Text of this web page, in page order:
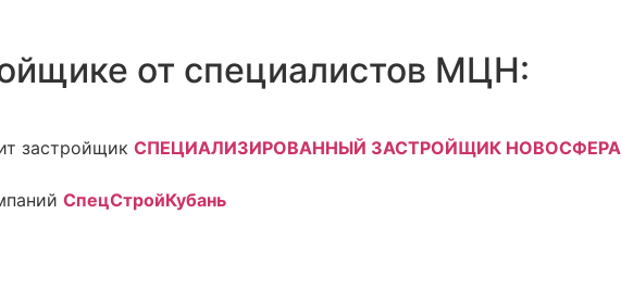
от специалистов МЦН:
застройщик СПЕЦИАЛИЗИРОВАННЫЙ ЗАСТРОЙЩИК НОВОСФЕРА
СпецСтройКубань